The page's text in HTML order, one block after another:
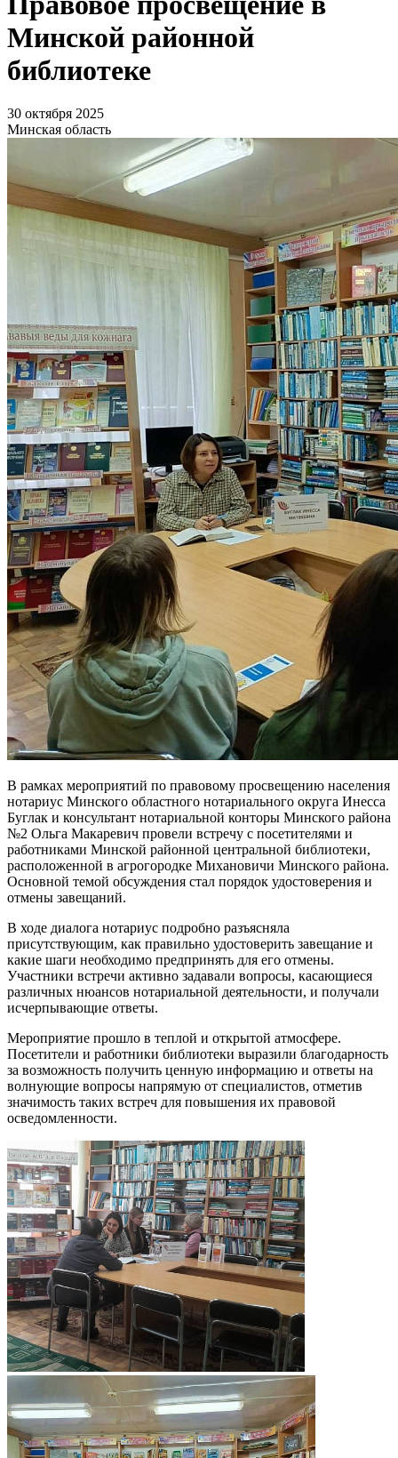
Минской районной
библиотеке
30 октября 2025
Минская область
В рамках мероприятий по правовому просвещению населения
нотариус Минского областного нотариального округа Инесса
Буглак и консультант нотариальной конторы Минского района
№2 Ольга Макаревич провели встречу с посетителями и
работниками Минской районной центральной библиотеки,
расположенной в агрогородке Михановичи Минского района.
Основной темой обсуждения стал порядок удостоверения и
отмены завещаний.
В ходе диалога нотариус подробно разъясняла
присутствующим, как правильно удостоверить завещание и
какие шаги необходимо предпринять для его отмены.
Участники встречи активно задавали вопросы, касающиеся
различных нюансов нотариальной деятельности, и получали
исчерпывающие ответы.
Мероприятие прошло в теплой и открытой атмосфере.
Посетители и работники библиотеки выразили благодарность
за возможность получить ценную информацию и ответы на
волнующие вопросы напрямую от специалистов, отметив
значимость таких встреч для повышения их правовой
осведомленности.